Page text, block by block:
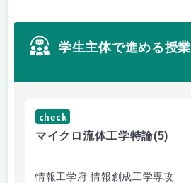
学生主体で進める授業
check
マイクロ流体工学特論(5)
情報工学府 情報創成工学専攻